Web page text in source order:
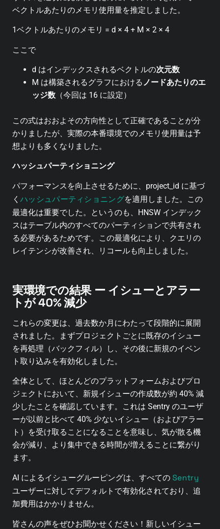
ベクトルあたりのメモリ使用量を推定しました。
1ベクトルあたりのメモリ = d × 4 + M × 2 × 4
ここで
d はインデックスされるベクトルの次元数
M は構築されるグラフにおける ノードあたりのエ
ッジ数 （今回は 16 に設定）
この式はおおよその方向性として正確であることが分
かりましたが、実際の本番環境でのメモリ使用量は予
想よりも多くなりました。
ハッシュパーティショニング
パフォーマンスを向上させるために、 project_id に基づ
く ハッシュパーティショニングを適用しました。この
最適化は重要でした。というのも、HNSW インデック
スはテーブル内のすべてのパーティションで共有され
る必要があるためです。この最適化により、クエリの
レイテンシが改善され、リコールも向上しました。
実環境での結果 ー イシューとアラー
トが 40% 減少
これらの変更は、過去数か月にわたって段階的に展開
されました。まずプロジェクトごとに既存のイシュー
を再処理（バックフィル）し、その後に新規のイベン
ト取り込みを有効化しました。
全体として、ほとんどのプラットフォームおよびプロ
ジェクトにおいて、新規イシューの作成数が約 40% 減
少したことを確認しています。これは Sentry のユーザ
ーが以前と比べて 40% 少ないイシュー（およびアラー
ト）を受け取ることになることを意味し、気が散る機
会が減り、より集中できる時間が増えることに繋がり
ます。
AI によるイシューグルーピングは、すべての Sentry
ユーザーに対してデフォルトで有効化されており、追
加費用はかかりません。
皆さんの声をぜひお聞かせください！新しいイシュー